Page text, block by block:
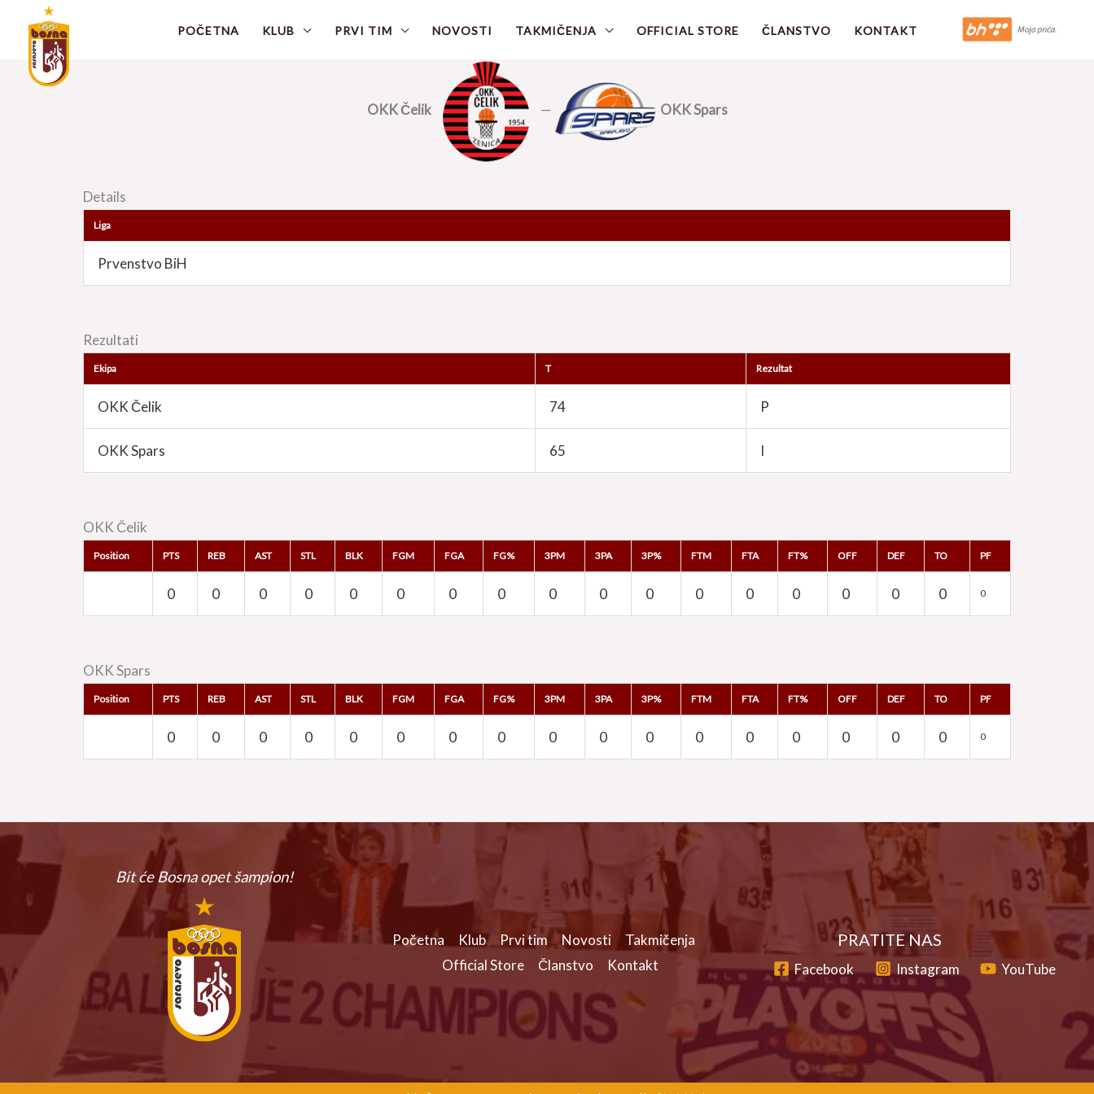
content
POČETNA KLUB PRVI TIM NOVOSTI TAKMIČENJA OFFICIAL STORE ČLANSTVO KONTAKT
OKK Čelik — OKK Spars
Details
Liga
Prvenstvo BiH
Rezultati
Ekipa T Rezultat
OKK Čelik 74 P
OKK Spars 65 I
OKK Čelik
Position PTS REB AST STL BLK FGM FGA FG% 3PM 3PA 3P% FTM FTA FT% OFF DEF TO PF
0 0 0 0 0 0 0 0 0 0 0 0 0 0 0 0 0 0
OKK Spars
Position PTS REB AST STL BLK FGM FGA FG% 3PM 3PA 3P% FTM FTA FT% OFF DEF TO PF
0 0 0 0 0 0 0 0 0 0 0 0 0 0 0 0 0 0
Bit će Bosnaopet šampion!
Početna Klub Prvi tim Novosti
Takmičenja
Official Store
Članstvo Kontakt
PRATITE NAS
Facebook Instagram YouTube